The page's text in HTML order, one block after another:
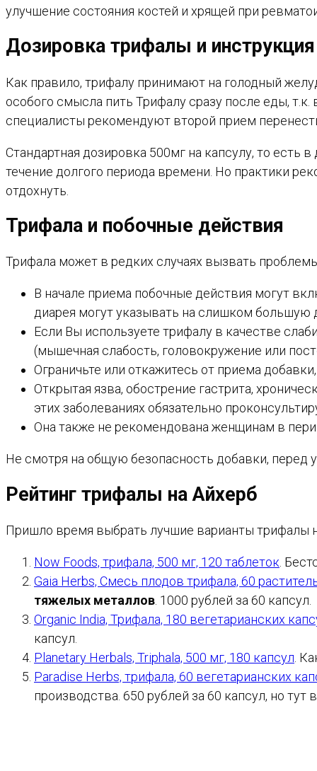
улучшение состояния костей и хрящей при
Дозировка трифалы и
Как правило, трифалу принимают на голодный
особого смысла пить Трифалу сразу после еды,
специалисты рекомендуют второй прием
Стандартная дозировка 500мг на капсулу, то
течение долгого периода времени. Но практики
отдохнуть.
Трифала и побочные действия
Трифала может в редких случаях вызвать
В начале приема побочные действия могут
диарея могут указывать на слишком большую
Если Вы используете трифалу в качестве
(мышечная слабость, головокружение или
Ограничьте или откажитесь от приема
Открытая язва, обострение гастрита,
этих заболеваниях обязательно
Она также не рекомендована женщинам в
Не смотря на общую безопасность добавки, перед
Рейтинг трифалы на Айхерб
Пришло время выбрать лучшие варианты трифалы
Now Foods, трифала, 500 мг, 120 таблеток.
Gaia Herbs, Смесь плодов трифала, 60
тяжелых металлов. 1000 рублей за 60 капсул.
Organic India, Трифала, 180 вегетарианских
капсул.
Planetary Herbals, Triphala, 500 мг, 180 капсул.
Paradise Herbs, трифала, 60 вегетарианских
производства. 650 рублей за 60 капсул, но